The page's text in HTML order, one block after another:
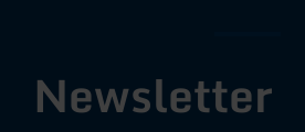
Newsletter